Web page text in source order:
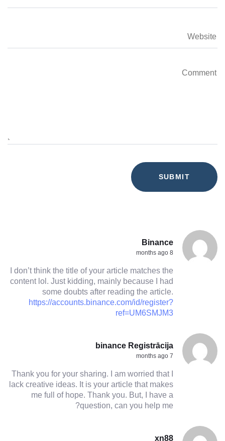
Binance
8 months ago
I don’t think the title of your article matches the
content lol. Just kidding, mainly because I had
some doubts after reading the article.
https://accounts.binance.com/id/register?
ref=UM6SMJM3
binance Registrācija
7 months ago
Thank you for your sharing. I am worried that I
lack creative ideas. It is your article that makes
me full of hope. Thank you. But, I have a
question, can you help me?
xn88